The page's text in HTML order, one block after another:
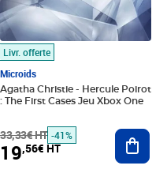
au panier
Livr. offerte
Microids
Agatha Christie - Hercule Poirot
: The First Cases Jeu Xbox One
33,33€ HT -41%
19,56€ HT